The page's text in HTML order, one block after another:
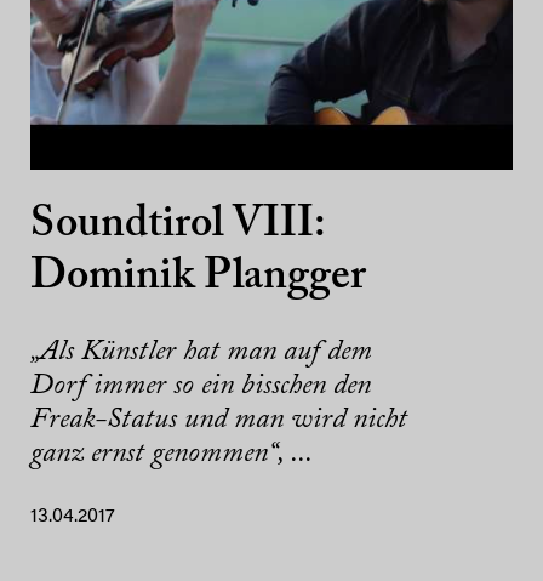
Soundtirol VIII:
Dominik Plangger
„Als Künstler hat man auf dem
Dorf immer so ein bisschen den
Freak-Status und man wird nicht
ganz ernst genommen“, ...
13.04.2017